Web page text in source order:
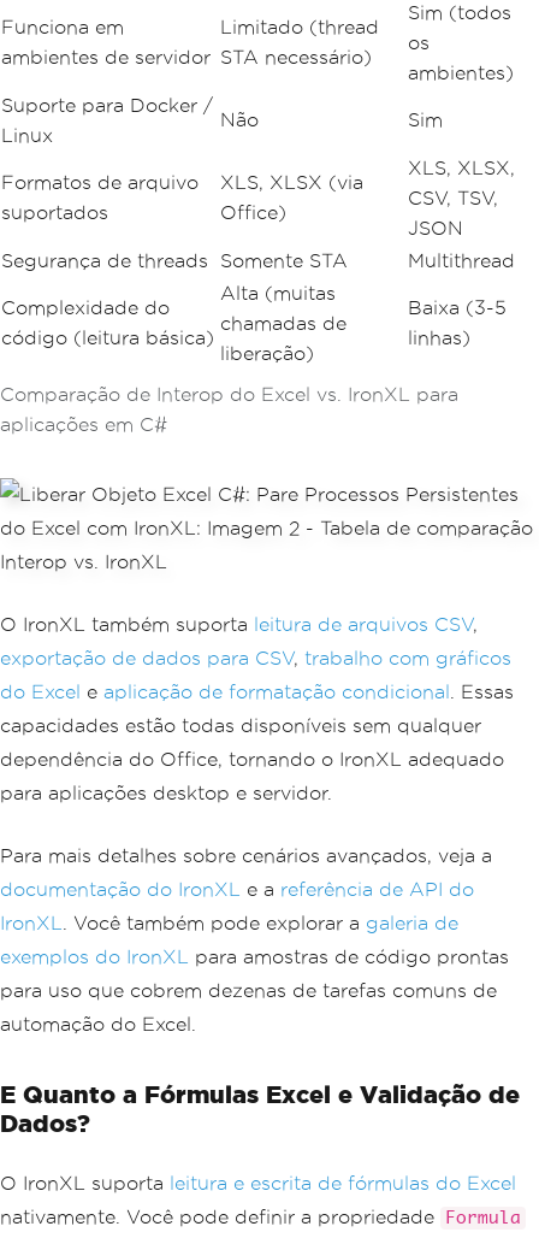
Comparação de Interop do Excel vs. IronXL para
aplicações em C#
Funciona em
ambientes de servidor
Limitado (thread
STA necessário)
Sim (todos
os
ambientes)
Suporte para Docker /
Linux
Não Sim
Formatos de arquivo
suportados
XLS, XLSX (via
Office)
XLS, XLSX,
CSV, TSV,
JSON
Segurança de threads
Somente STA Multithread
Complexidade do
código (leitura básica)
Alta (muitas
chamadas de
liberação)
Baixa (3-5
linhas)
O IronXL também suporta leitura de arquivos CSV,
exportação de dados para CSV, trabalho com gráficos
do Excel e aplicação de formatação condicional . Essas
capacidades estão todas disponíveis sem qualquer
dependência do Office, tornando o IronXL adequado
para aplicações desktop e servidor.
Para mais detalhes sobre cenários avançados, veja a
documentação do IronXL
e a referência de API do
IronXL
. Você também pode explorar a galeria de
exemplos do IronXL
para amostras de código prontas
para uso que cobrem dezenas de tarefas comuns de
automação do Excel.
E Quanto a Fórmulas Excel e Validação de
Dados?
O IronXL suporta leitura e escrita de fórmulas do Excel
nativamente. Você pode definir a propriedade
Formula